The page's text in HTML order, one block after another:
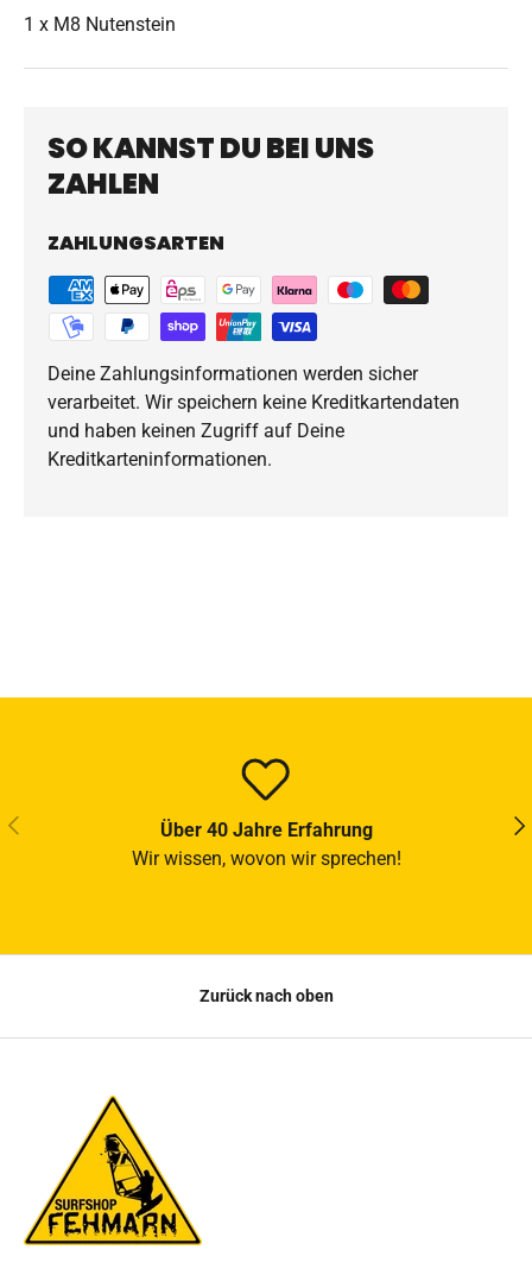
1 x M8 Nutenstein
SO KANNST DU BEI UNS
ZAHLEN
ZAHLUNGSARTEN
Deine Zahlungsinformationen werden sicher
verarbeitet. Wir speichern keine Kreditkartendaten
und haben keinen Zugriff auf Deine
Kreditkarteninformationen.
VORHERIGE
Über 40 Jahre Erfahrung
Wir wissen, wovon wir sprechen!
Zurück nach oben